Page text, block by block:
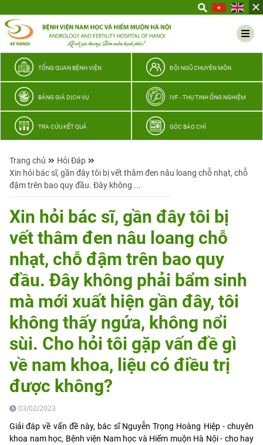
thương
TỔNG QUAN BỆNH VIỆN ĐỘI NGŨ CHUYÊN MÔN
BẢNG GIÁ DỊCH VỤ IVF - THỤ TINH ỐNG NGHIỆM
TRA CỨU KẾT QUẢ GÓC BÁO CHÍ
Trang chủ
Hỏi Đáp
Xin hỏi bác sĩ, gần đây tôi bị vết thâm đen nâu loang chỗ nhạt, chỗ
đậm trên bao quy đầu. Đây không ...
Xin hỏi bác sĩ, gần đây tôi bị
vết thâm đen nâu loang chỗ
nhạt, chỗ đậm trên bao quy
đầu. Đây không phải bẩm sinh
mà mới xuất hiện gần đây, tôi
không thấy ngứa, không nổi
sùi. Cho hỏi tôi gặp vấn đề gì
về nam khoa, liệu có điều trị
được không?
03/02/2023
Giải đáp về vấn đề này, bác sĩ Nguyễn Trọng Hoàng Hiệp - chuyên
khoa nam học, Bệnh viện Nam học và Hiếm muộn Hà Nội - cho hay